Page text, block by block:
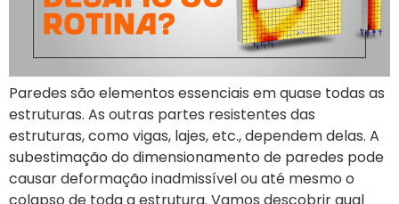
Paredes são elementos essenciais em quase todas as
estruturas. As outras partes resistentes das
estruturas, como vigas, lajes, etc., dependem delas. A
subestimação do dimensionamento de paredes pode
causar deformação inadmissível ou até mesmo o